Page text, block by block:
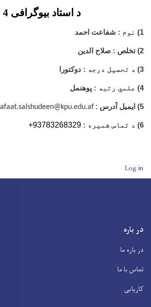
د استاد بیوگرافی 4
1) نوم : شفاعت احمد
2) تخلص : صلاح الدین
3) د تحصیل درجه : دوکتورا
4) علمي رتبه : پوهنمل
5) ایمیل آدرس :
6) د تماس شمیره :
+93783268329
User account menu
Log in
در باره
در باره ما
تماس با ما
کاریابی